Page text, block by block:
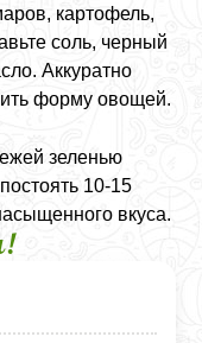
картофель,
соль, черный
Аккуратно
форму овощей.
зеленью
10-15
вкуса.